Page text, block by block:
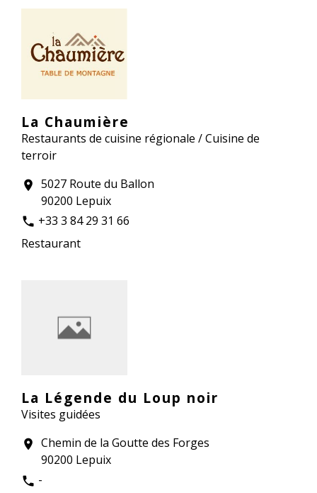
La Chaumière
Restaurants de cuisine régionale / Cuisine de
terroir
location_on 5027 Route du Ballon
90200 Lepuix
phone +33 3 84 29 31 66
Restaurant
La Légende du Loup noir
Visites guidées
location_on Chemin de la Goutte des Forges
90200 Lepuix
phone -